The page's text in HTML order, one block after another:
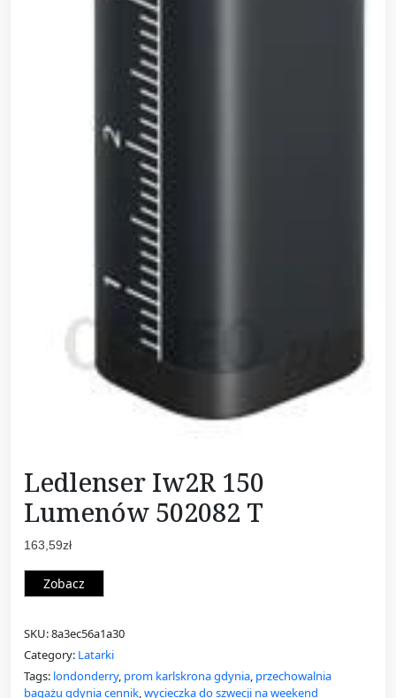
Ledlenser Iw2R 150
Lumenów 502082 T
163,59zł
Zobacz
SKU:8a3ec56a1a30
Category: Latarki
Tags: londonderry, prom karlskrona gdynia, przechowalnia
bagażu gdynia cennik,wycieczka do szwecji na weekend